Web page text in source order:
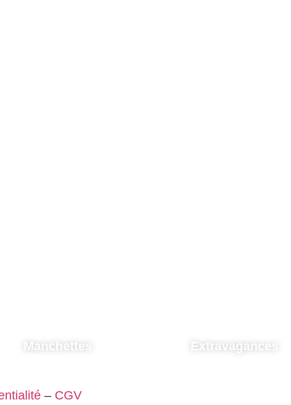
Manchettes Extravagances
– CGV